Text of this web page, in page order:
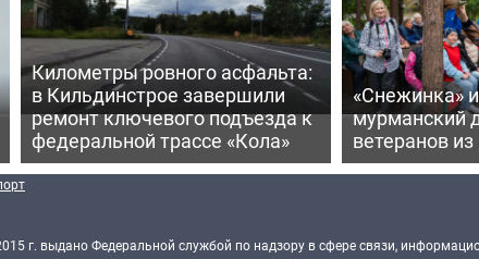
Километры ровного асфальта:
в Кильдинстрое завершили
ремонт ключевого подъезда к
федеральной трассе «Кола»
«Снежинка»
мурманский
ветеранов
г. выдано Федеральной службой по надзору в сфере связи,